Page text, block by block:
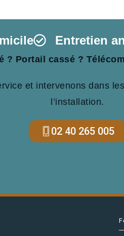
Entretien
? Portail cassé ?
et intervenons dans
l’installation.
02 40 265 005